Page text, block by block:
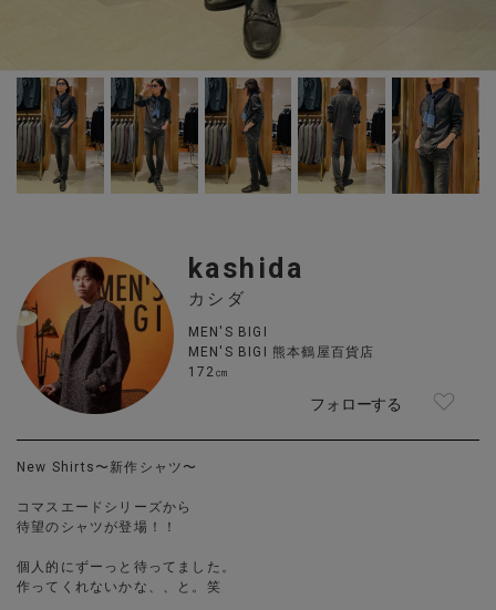
kashida
カシダ
MEN'S BIGI
MEN'S BIGI 熊本鶴屋百貨店
172㎝
フォローする
New Shirts〜新作シャツ〜
コマスエードシリーズから
待望のシャツが登場！！
個人的にずーっと待ってました。
作ってくれないかな、、と。笑